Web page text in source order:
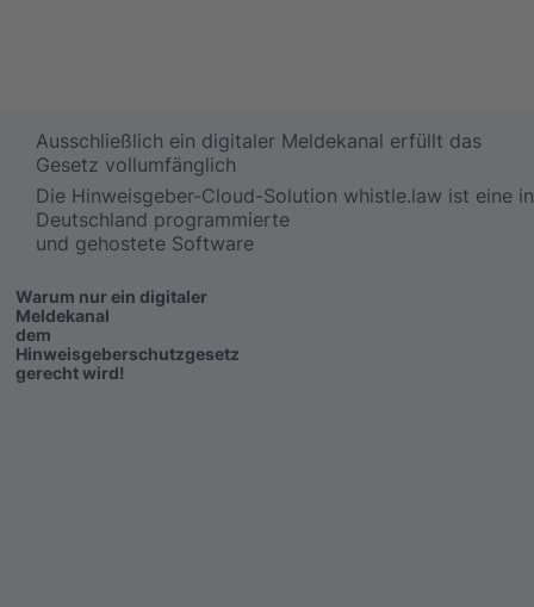
Warum nur ein digitaler
Meldekanal
dem
Hinweisgeberschutzgesetz
gerecht wird!
Die Hinweisgeber-Cloud-Solution whistle.law ist eine in
Deutschland programmierte
und gehostete Software
Ausschließlich ein digitaler Meldekanal erfüllt das
Gesetz vollumfänglich​